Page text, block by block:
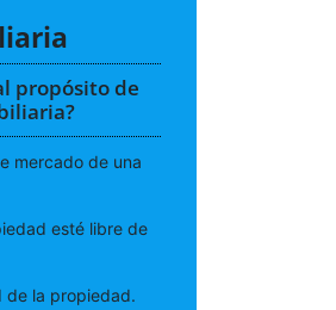
propósito de
mercado de una
esté libre de
de la propiedad.